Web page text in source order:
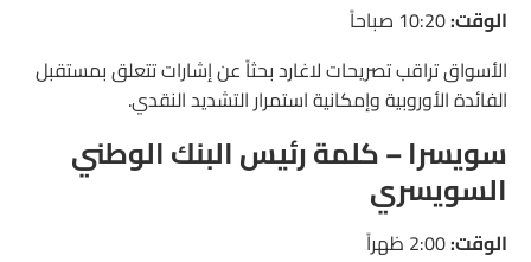
الوقت:
الأسواق تراقب تصريحات لاغارد بحثاً عن إشارات تتعلق بمستقبل
الفائدة الأوروبية وإمكانية استمرار التشديد النقدي.
سويسرا – كلمة رئيس البنك الوطني
السويسري
الوقت: